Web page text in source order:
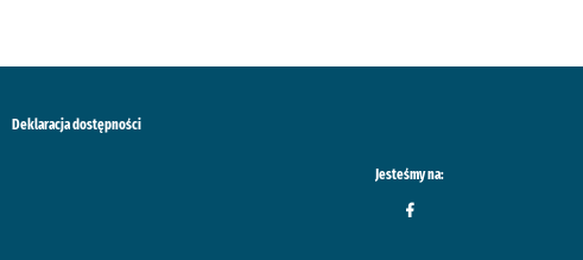
Deklaracja dostępności
Jesteśmy na: